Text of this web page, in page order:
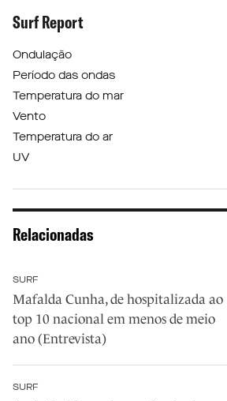
Surf Report
Ondulação
Período das ondas
Temperatura do mar
Vento
Temperatura do ar
UV
Relacionadas
SURF
Mafalda Cunha, de hospitalizada ao
top 10 nacional em menos de meio
ano (Entrevista)
SURF